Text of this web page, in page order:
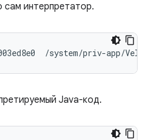
интерпретатор.
Java-код.